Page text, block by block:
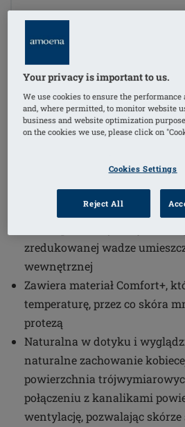
Numer artykułu: 311 Energy Cosmetic
Symetryczny kształt -
prawą, jak i lewą stronę
Zawiera miękki silikon
zredukowanej wadze
wewnętrznej
Zawiera materiał Comfort+,
temperaturę, przez co skóra
protezą
Naturalna w dotyku i
naturalne zachowanie
powierzchnia
połączeniu z kanalikami
wentylację, pozwalając
Your privacy is important to us.
We use cookies to ensure the
and, where permitted, to monitor website
business and website optimization
on the cookies we use, please click on
Cookies Settings
Reject All